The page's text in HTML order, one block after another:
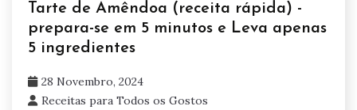
Tarte de Amêndoa (receita rápida) -
prepara-se em 5 minutos e Leva apenas
5 ingredientes
28 Novembro, 2024
Receitas para Todos os Gostos